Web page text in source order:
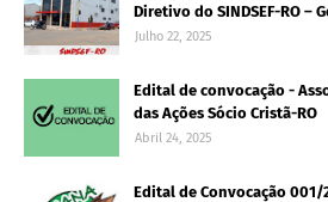
Diretivo do SINDSEF-RO –
Julho 22, 2025
Edital de convocação -
das Ações Sócio Cristã-RO
Abril 24, 2025
Edital de Convocação 001/